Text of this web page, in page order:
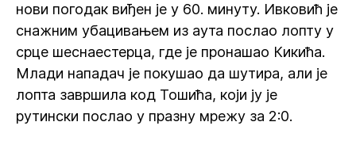
нови погодак виђен је у 60. минуту. Ивковић је
снажним убацивањем из аута послао лопту у
срце шеснаестерца, где је пронашао Кикића.
Млади нападач је покушао да шутира, али је
лопта завршила код Тошића, који ју је
рутински послао у празну мрежу за 2:0.